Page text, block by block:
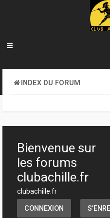
INDEX DU FORUM
Bienvenue sur
les forums
clubachille.fr
clubachille.fr
CONNEXION